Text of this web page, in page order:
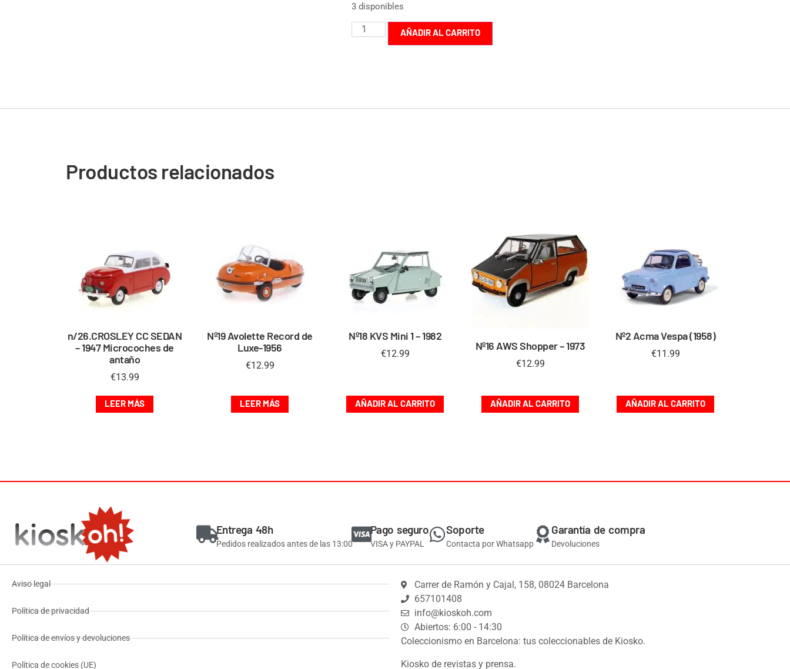
3 disponibles
AÑADIR AL CARRITO
Productos relacionados
n/26.CROSLEY CC SEDAN
– 1947 Microcoches de
antaño
€13.99
LEER MÁS
Nº19 Avolette Record de
Luxe-1956
€12.99
LEER MÁS
Nº18 KVS Mini 1 – 1982
€12.99
AÑADIR AL CARRITO
Nº16 AWS Shopper – 1973
€12.99
AÑADIR AL CARRITO
Nº2 Acma Vespa (1958)
€11.99
AÑADIR AL CARRITO
Entrega 48h
Pedidos realizados antes de las 13:00
Pago seguro
VISA y PAYPAL
Soporte
Contacta por Whatsapp
Garantía de compra
Devoluciones
Aviso legal
Política de privacidad
Política de envíos y devoluciones
Política de cookies (UE)
Carrer de Ramón y Cajal, 158, 08024 Barcelona
657101408
info@kioskoh.com
Abiertos: 6:00 - 14:30
Coleccionismo en Barcelona: tus coleccionables de Kiosko.
Kiosko de revistas y prensa.